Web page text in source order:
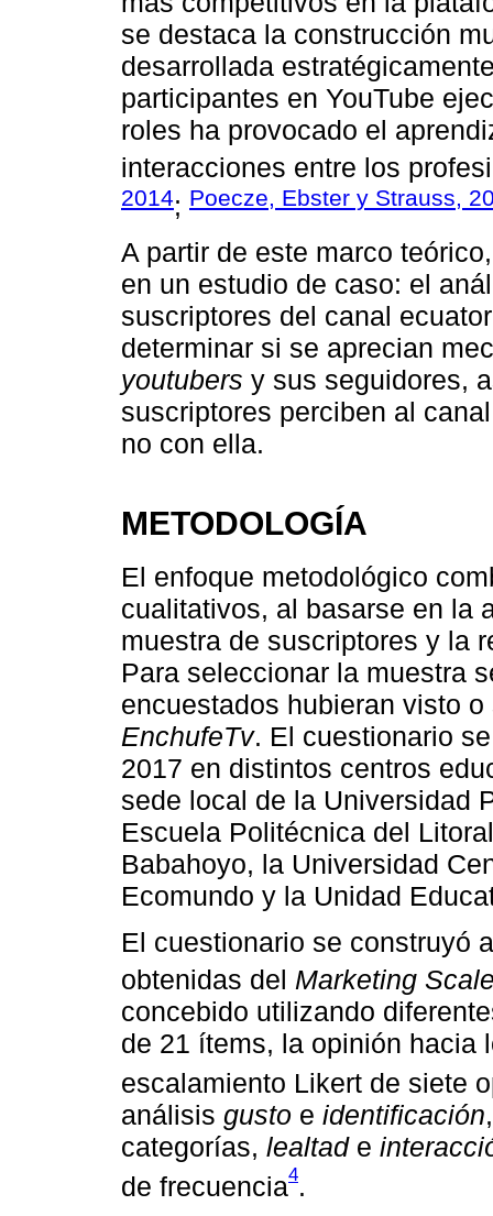
se destaca la construcción
desarrollada
participantes en YouTube
roles ha provocado el
interacciones entre los
2014; Poecze, Ebster y Strauss,
A partir de este marco
en un estudio de caso: el
suscriptores del canal
determinar si se aprecian
youtubers y sus seguidores,
suscriptores perciben al
no con ella.
METODOLOGÍA
El enfoque metodológico
cualitativos, al basarse en la
muestra de suscriptores y la
Para seleccionar la muestra
encuestados hubieran visto
EnchufeTv. El cuestionario
2017 en distintos centros
sede local de la Universidad
Escuela Politécnica del
Babahoyo, la Universidad
Ecomundo y la Unidad
El cuestionario se construyó
obtenidas del Marketing
concebido utilizando
de 21 ítems, la opinión hacia
escalamiento Likert de siete
análisis gusto e identificación
categorías, lealtade
de frecuencia4.